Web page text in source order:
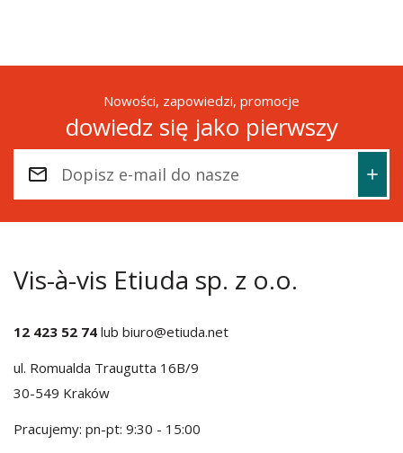
Nowości, zapowiedzi, promocje
dowiedz się jako pierwszy
Vis-à-vis Etiuda sp. z o.o.
12 423 52 74 lub biuro@etiuda.net
ul. Romualda Traugutta 16B/9
30-549 Kraków
Pracujemy: pn-pt: 9:30 - 15:00